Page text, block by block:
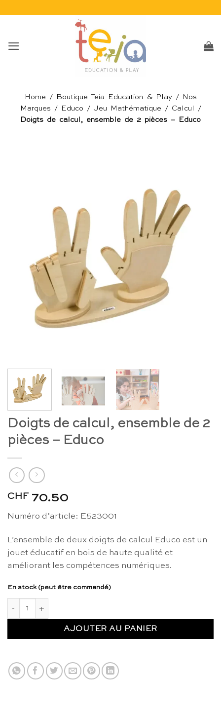
Home / Boutique Teia Education & Play/
Nos
Marques / Educo / Jeu Mathématique / Calcul
/
Doigts de calcul, ensemble de 2 pièces – Educo
Doigts de calcul, ensemble de 2
pièces – Educo
CHF 70.50
Numéro d’article: E523001
L’ensemble de deux doigts de calcul Educo est un
jouet éducatif en bois de haute qualité et
améliorant les compétences numériques.
En stock (peut être commandé)
AJOUTER AU PANIER